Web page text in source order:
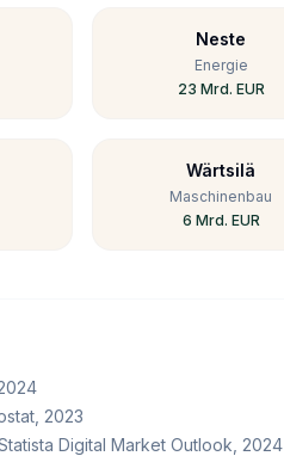
Neste
Energie
23 Mrd. EUR
Wärtsilä
Maschinenbau
6 Mrd. EUR
2024
, 2023
Digital Market Outlook , 2024